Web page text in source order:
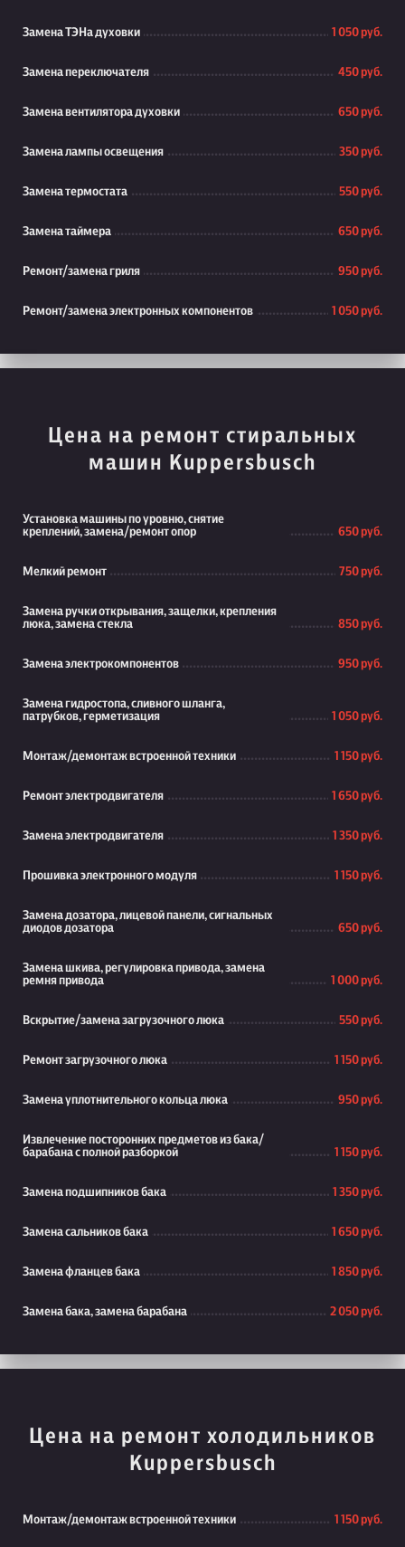
Замена ТЭНа духовки 1 050 руб.
Замена переключателя 450 руб.
Замена вентилятора духовки 650 руб.
Замена лампы освещения 350 руб.
Замена термостата 550 руб.
Замена таймера 650 руб.
Ремонт/замена гриля 950 руб.
Ремонт/замена электронных компонентов 1 050 руб.
Цена на ремонт стиральных
машин Kuppersbusch
Установка машины по уровню, снятие
креплений, замена/ремонт опор
650 руб.
Мелкий ремонт 750 руб.
Замена ручки открывания, защелки, крепления
люка, замена стекла
850 руб.
Замена электрокомпонентов 950 руб.
Замена гидростопа, сливного шланга,
патрубков, герметизация
1 050 руб.
Монтаж/демонтаж встроенной техники 1 150 руб.
Ремонт электродвигателя 1 650 руб.
Замена электродвигателя 1 350 руб.
Прошивка электронного модуля 1 150 руб.
Замена дозатора, лицевой панели, сигнальных
диодов дозатора
650 руб.
Замена шкива, регулировка привода, замена
ремня привода
1 000 руб.
Вскрытие/замена загрузочного люка 550 руб.
Ремонт загрузочного люка 1 150 руб.
Замена уплотнительного кольца люка 950 руб.
Извлечение посторонних предметов из бака/
барабана с полной разборкой
1 150 руб.
Замена подшипников бака 1 350 руб.
Замена сальников бака 1 650 руб.
Замена фланцев бака 1 850 руб.
Замена бака, замена барабана 2 050 руб.
Цена на ремонт холодильников
Kuppersbusch
Монтаж/демонтаж встроенной техники 1 150 руб.